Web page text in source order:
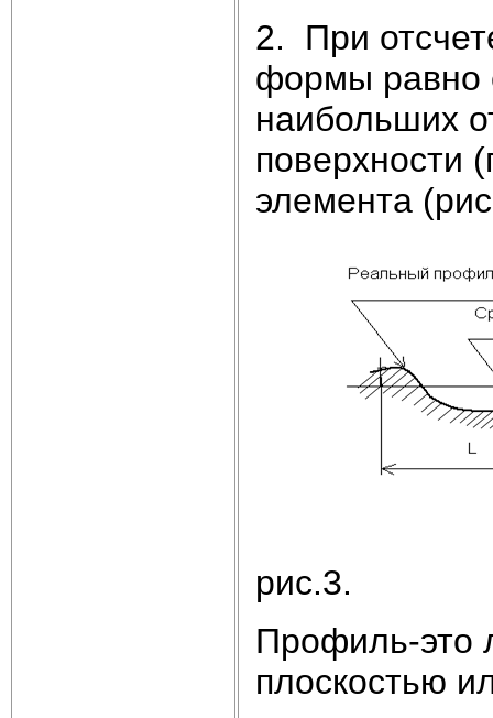
2. При
формы равно
наибольших
поверхности
элемента
рис.3.
Профиль-это
плоскостью